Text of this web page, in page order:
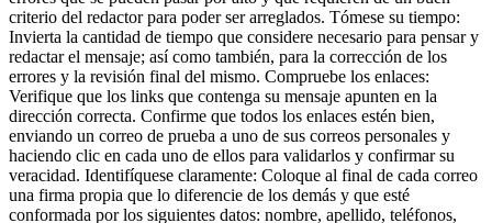
criterio del redactor para poder ser arreglados. Tómese su tiempo:
Invierta la cantidad de tiempo que considere necesario para pensar y
redactar el mensaje; así como también, para la corrección de los
errores y la revisión final del mismo. Compruebe los enlaces:
Verifique que los links que contenga su mensaje apunten en la
dirección correcta. Confirme que todos los enlaces estén bien,
enviando un correo de prueba a uno de sus correos personales y
haciendo clic en cada uno de ellos para validarlos y confirmar su
veracidad. Identifíquese claramente: Coloque al final de cada correo
una firma propia que lo diferencie de los demás y que esté
conformada por los siguientes datos: nombre, apellido, teléfonos,